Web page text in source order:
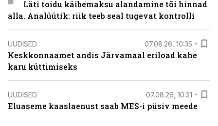
Läti toidu käibemaksu alandamine tõi hinnad
alla. Analüütik: riik teeb seal tugevat kontrolli
UUDISED 07.08.26, 10:35
Keskkonnaamet andis Järvamaal eriload kahe
karu küttimiseks
UUDISED 07.08.26, 10:31
Eluaseme kaaslaenust saab MES-i püsiv meede